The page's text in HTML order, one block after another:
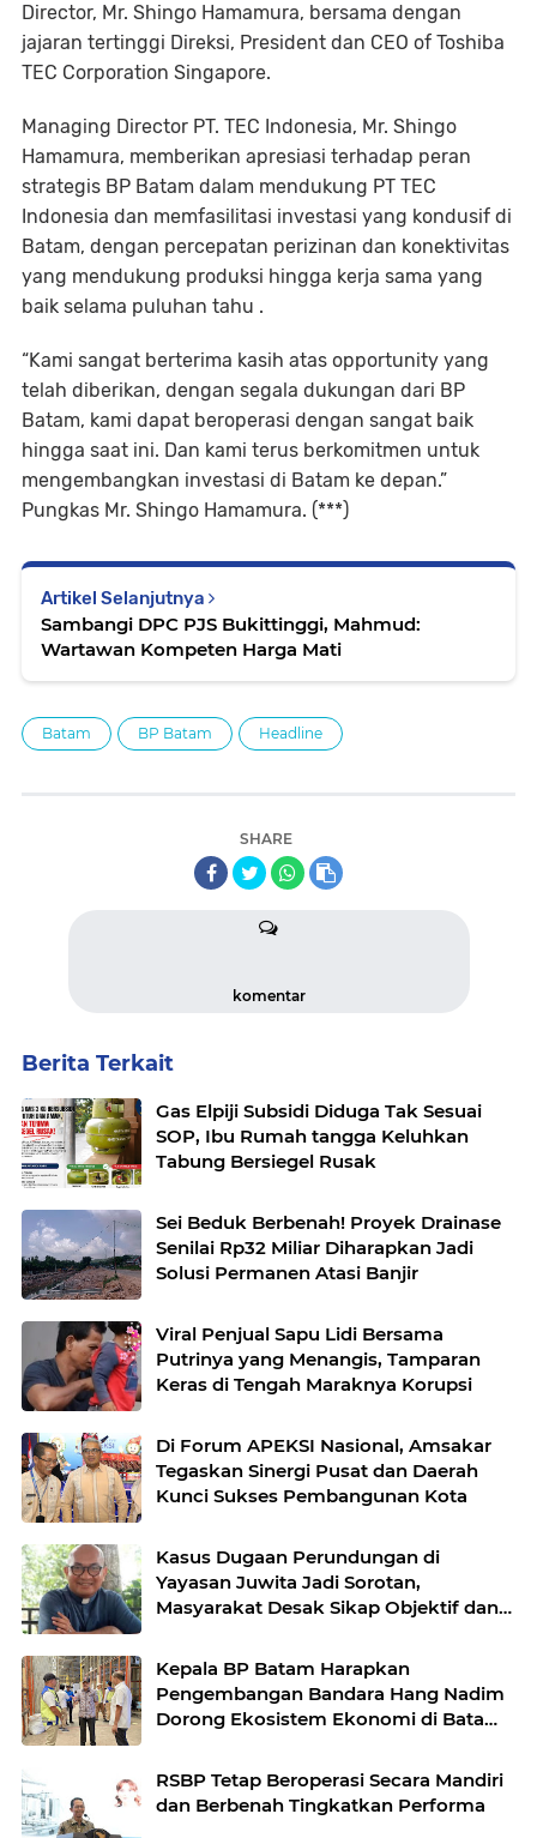
Director, Mr. Shingo Hamamura, bersama dengan
jajaran tertinggi Direksi, President dan CEO of Toshiba
TEC Corporation Singapore.
Managing Director PT. TEC Indonesia, Mr. Shingo
Hamamura, memberikan apresiasi terhadap peran
strategis BP Batam dalam mendukung PT TEC
Indonesia dan memfasilitasi investasi yang kondusif di
Batam, dengan percepatan perizinan dan konektivitas
yang mendukung produksi hingga kerja sama yang
baik selama puluhan tahu .
“Kami sangat berterima kasih atas opportunity yang
telah diberikan, dengan segala dukungan dari BP
Batam, kami dapat beroperasi dengan sangat baik
hingga saat ini. Dan kami terus berkomitmen untuk
mengembangkan investasi di Batam ke depan.”
Pungkas Mr. Shingo Hamamura. (***)
Artikel Selanjutnya
Sambangi DPC PJS Bukittinggi, Mahmud:
Wartawan Kompeten Harga Mati
Batam BP Batam Headline
SHARE
komentar
Berita Terkait
Gas Elpiji Subsidi Diduga Tak Sesuai
SOP, Ibu Rumah tangga Keluhkan
Tabung Bersiegel Rusak
Sei Beduk Berbenah! Proyek Drainase
Senilai Rp32 Miliar Diharapkan Jadi
Solusi Permanen Atasi Banjir
Viral Penjual Sapu Lidi Bersama
Putrinya yang Menangis, Tamparan
Keras di Tengah Maraknya Korupsi
Di Forum APEKSI Nasional, Amsakar
Tegaskan Sinergi Pusat dan Daerah
Kunci Sukses Pembangunan Kota
Kasus Dugaan Perundungan di
Yayasan Juwita Jadi Sorotan,
Masyarakat Desak Sikap Objektif dan
Kepala BP Batam Harapkan
Pengembangan Bandara Hang Nadim
Dorong Ekosistem Ekonomi di Batam
RSBP Tetap Beroperasi Secara Mandiri
dan Berbenah Tingkatkan Performa